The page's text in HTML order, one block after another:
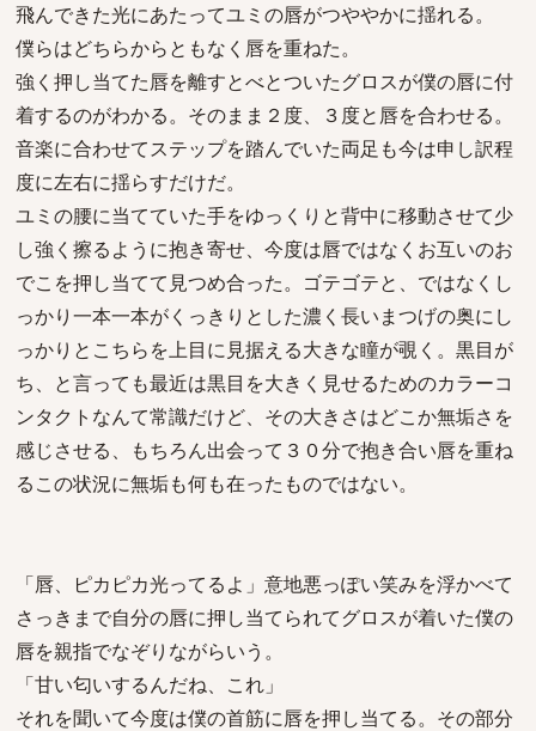
飛んできた光にあたってユミの唇がつややかに揺れる。
僕らはどちらからともなく唇を重ねた。
強く押し当てた唇を離すとべとついたグロスが僕の唇に付
着するのがわかる。そのまま２度、３度と唇を合わせる。
音楽に合わせてステップを踏んでいた両足も今は申し訳程
度に左右に揺らすだけだ。
ユミの腰に当てていた手をゆっくりと背中に移動させて少
し強く擦るように抱き寄せ、今度は唇ではなくお互いのお
でこを押し当てて見つめ合った。ゴテゴテと、ではなくし
っかり一本一本がくっきりとした濃く長いまつげの奥にし
っかりとこちらを上目に見据える大きな瞳が覗く。黒目が
ち、と言っても最近は黒目を大きく見せるためのカラーコ
ンタクトなんて常識だけど、その大きさはどこか無垢さを
感じさせる、もちろん出会って３０分で抱き合い唇を重ね
るこの状況に無垢も何も在ったものではない。
「唇、ピカピカ光ってるよ」意地悪っぽい笑みを浮かべて
さっきまで自分の唇に押し当てられてグロスが着いた僕の
唇を親指でなぞりながらいう。
「甘い匂いするんだね、これ」
それを聞いて今度は僕の首筋に唇を押し当てる。その部分